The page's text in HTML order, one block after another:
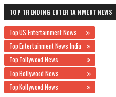
TOP TRENDING ENTERTAINMENT NEWS
Top US Entertainment News
Top Entertainment News India
Top Tollywood News
Top Bollywood News
Top Kollywood News